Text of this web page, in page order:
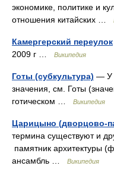
экономике, политике и
отношения китайских …
Камергерский переулок
2009 г …
Википедия
Готы (субкультура) — У
значения, см. Готы
готическом …
Википедия
Царицыно (дворцово-
термина существуют и
памятник архитектуры
ансамбль …
Википедия